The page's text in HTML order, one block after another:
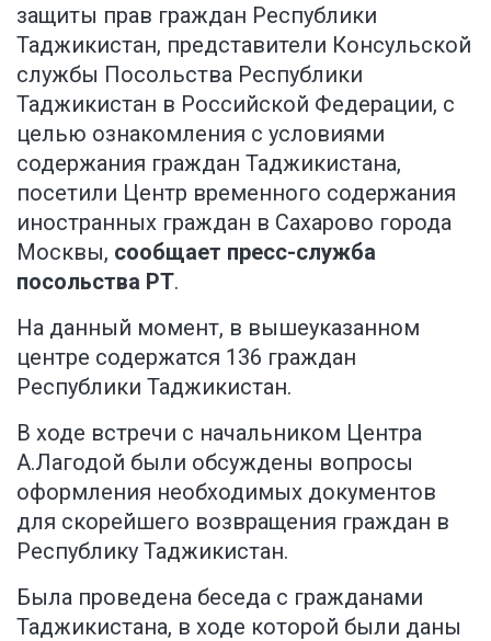
защиты прав граждан Республики
Таджикистан, представители Консульской
службы Посольства Республики
Таджикистан в Российской Федерации, с
целью ознакомления с условиями
содержания граждан Таджикистана,
посетили Центр временного содержания
иностранных граждан в Сахарово города
Москвы, сообщает пресс-служба
посольства РТ.
На данный момент, в вышеуказанном
центре содержатся 136 граждан
Республики Таджикистан.
В ходе встречи с начальником Центра
А.Лагодой были обсуждены вопросы
оформления необходимых документов
для скорейшего возвращения граждан в
Республику Таджикистан.
Была проведена беседа с гражданами
Таджикистана, в ходе которой были даны